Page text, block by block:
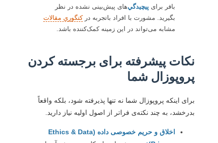
بافر برای پيچيدگي‌های پیش‌بینی نشده در نظر
بگیرید. مشورت با افراد باتجربه در کتگوری مقالات
مشابه می‌تواند در این زمینه کمک‌کننده باشد.
نکات پیشرفته برای برجسته کردن
پروپوزال شما
برای اینکه پروپوزال شما نه تنها پذیرفته شود، بلکه واقعاً
بدرخشد، به چند نکته‌ی فراتر از اصول اولیه نیاز دارید.
اخلاق و حریم خصوصی داده (Ethics & Data